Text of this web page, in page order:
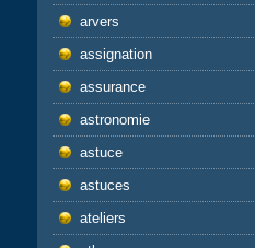
arvers
assignation
assurance
astronomie
astuce
astuces
ateliers